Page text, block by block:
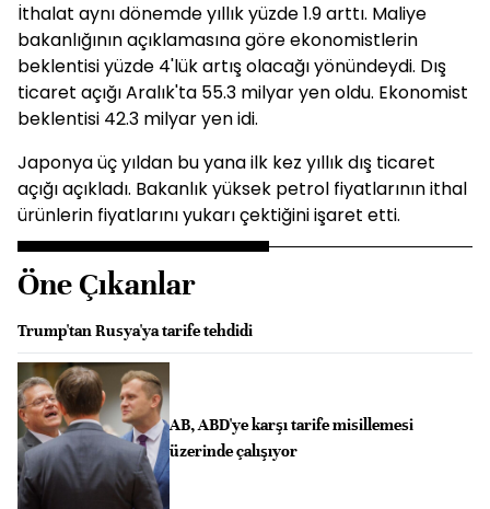
İthalat aynı dönemde yıllık yüzde 1.9 arttı. Maliye
bakanlığının açıklamasına göre ekonomistlerin
beklentisi yüzde 4'lük artış olacağı yönündeydi. Dış
ticaret açığı Aralık'ta 55.3 milyar yen oldu. Ekonomist
beklentisi 42.3 milyar yen idi.
Japonya üç yıldan bu yana ilk kez yıllık dış ticaret
açığı açıkladı. Bakanlık yüksek petrol fiyatlarının ithal
ürünlerin fiyatlarını yukarı çektiğini işaret etti.
Öne Çıkanlar
Trump'tan Rusya'ya tarife tehdidi
AB, ABD'ye karşı tarife misillemesi
üzerinde çalışıyor